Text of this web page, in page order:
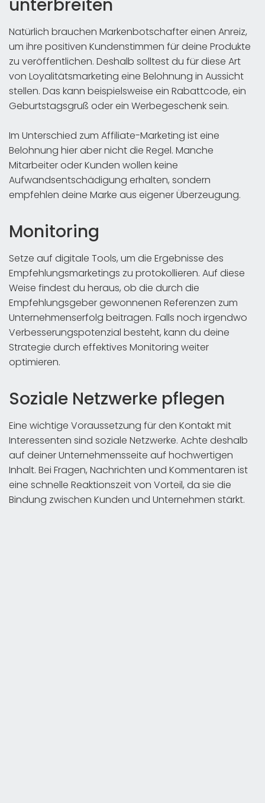
unterbreiten
Natürlich brauchen Markenbotschafter einen Anreiz,
um ihre positiven Kundenstimmen für deine Produkte
zu veröffentlichen. Deshalb solltest du für diese Art
von Loyalitätsmarketing eine Belohnung in Aussicht
stellen. Das kann beispielsweise ein Rabattcode, ein
Geburtstagsgruß oder ein Werbegeschenk sein.
Im Unterschied zum Affiliate-Marketing ist eine
Belohnung hier aber nicht die Regel. Manche
Mitarbeiter oder Kunden wollen keine
Aufwandsentschädigung erhalten, sondern
empfehlen deine Marke aus eigener Überzeugung.
Monitoring
Setze auf digitale Tools, um die Ergebnisse des
Empfehlungsmarketings zu protokollieren. Auf diese
Weise findest du heraus, ob die durch die
Empfehlungsgeber gewonnenen Referenzen zum
Unternehmenserfolg beitragen. Falls noch irgendwo
Verbesserungspotenzial besteht, kann du deine
Strategie durch effektives Monitoring weiter
optimieren.
Soziale Netzwerke pflegen
Eine wichtige Voraussetzung für den Kontakt mit
Interessenten sind soziale Netzwerke. Achte deshalb
auf deiner Unternehmensseite auf hochwertigen
Inhalt. Bei Fragen, Nachrichten und Kommentaren ist
eine schnelle Reaktionszeit von Vorteil, da sie die
Bindung zwischen Kunden und Unternehmen stärkt.